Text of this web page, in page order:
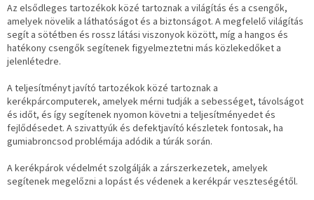
Az elsődleges tartozékok közé tartoznak a világítás és a csengők,
amelyek növelik a láthatóságot és a biztonságot. A megfelelő világítás
segít a sötétben és rossz látási viszonyok között, míg a hangos és
hatékony csengők segítenek figyelmeztetni más közlekedőket a
jelenlétedre.
A teljesítményt javító tartozékok közé tartoznak a
kerékpárcomputerek, amelyek mérni tudják a sebességet, távolságot
és időt, és így segítenek nyomon követni a teljesítményedet és
fejlődésedet. A szivattyúk és defektjavító készletek fontosak, ha
gumiabroncsod problémája adódik a túrák során.
A kerékpárok védelmét szolgálják a zárszerkezetek, amelyek
segítenek megelőzni a lopást és védenek a kerékpár veszteségétől.